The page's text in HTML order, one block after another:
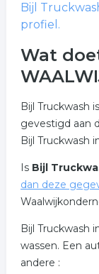
Bijl
profiel.
Wat
Bijl Truckwash
gevestigd aan
Bijl Truckwash
Is Bijl
dan deze
Bijl Truckwash
wassen. Een
andere :